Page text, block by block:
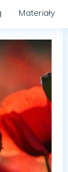
Materiały